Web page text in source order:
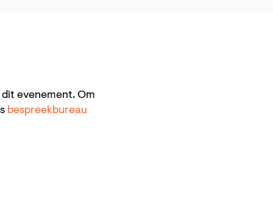
evenement. Om
bespreekbureau